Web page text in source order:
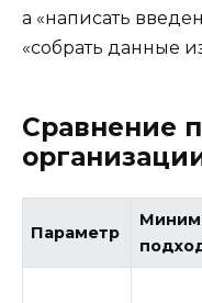
а «написать
«собрать данные
Сравнение
Параметр